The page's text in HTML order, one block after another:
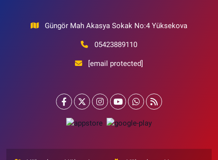
Güngör Mah Akasya Sokak No:4 Yüksekova
05423889110
[email protected]